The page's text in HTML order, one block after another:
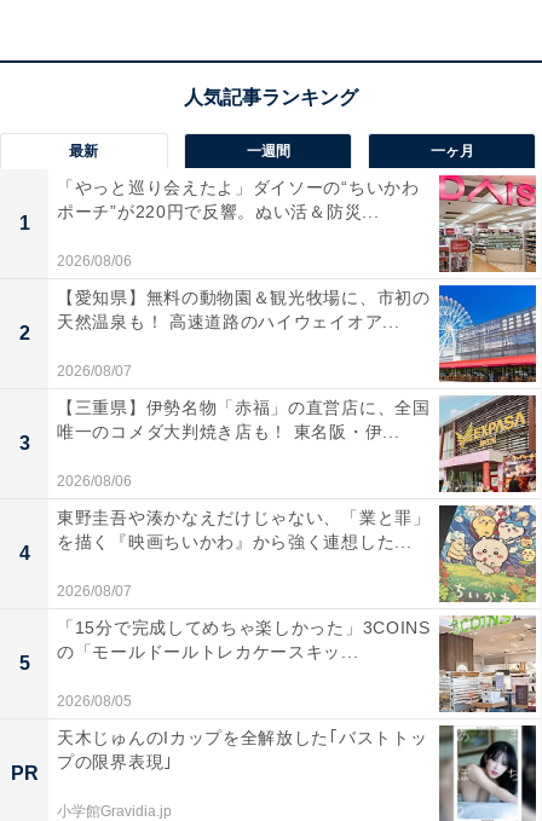
す。※掲載されている情報は記事公開時のものです。あ
予約すると、売上の一部がオールアバウトに還元される
ことがあります。
All About ニュース 旅行
部
全国の人気ホテルから今泊まりたい宿を厳選してご紹介。日々更新
される売れ筋ランキングや、見逃せないセール・キャンペーン情報
など、お得に旅を楽しむための秘けつが満載です。さらに、ここで
しか読めない独自コンテンツも充実。編集部員による宿泊レビュー
では、公式Webサイトだけでは分からないリアルな様子を紹介しま
す。
...続きを読む
こちらもおすすめ
【楽天トラベル特別セール】群馬県「伊香保温
泉 森秋旅館」が今だけ特別価格に！ 四季折々の
最新 一週間 一ヶ月
1
「やっと巡り会えたよ」ダイソーの“ちいかわ
ポーチ”が220円で反響。ぬい活＆防災...
2026/08/06
2
【愛知県】無料の動物園＆観光牧場に、市初の
天然温泉も！ 高速道路のハイウェイオア...
2026/08/07
3
【三重県】伊勢名物「赤福」の直営店に、全国
唯一のコメダ大判焼き店も！ 東名阪・伊...
2026/08/06
4
東野圭吾や湊かなえだけじゃない、「業と罪」
を描く『映画ちいかわ』から強く連想した...
2026/08/07
5
「15分で完成してめちゃ楽しかった」3COINS
の「モールドールトレカケースキッ...
2026/08/05
PR
天木じゅんのIカップを全解放した｢バストトッ
プの限界表現｣
小学館Gravidia.jp